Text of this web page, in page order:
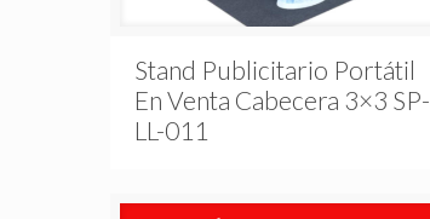
Stand Publicitario Portátil
En Venta Cabecera 3×3 SP-
LL-011